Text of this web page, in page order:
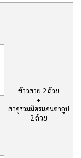
ข้าวสวย 2 ถ้วย
+
สาคูรวมมิตรแคนตาลูป
2 ถ้วย